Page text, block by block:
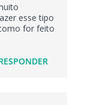
esse tipo
for feito